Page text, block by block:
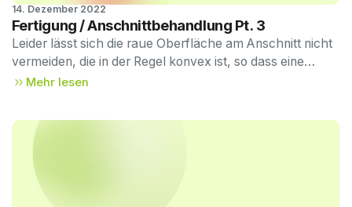
MIM-Design-
Tipps #09
14. Dezember 2022
Fertigung / Anschnittbehandlung Pt. 3
Leider lässt sich die raue Oberfläche am Anschnitt nicht
vermeiden, die in der Regel konvex ist, so dass eine
Nachbearbeitung erforderlich sein kann.
Mehr lesen